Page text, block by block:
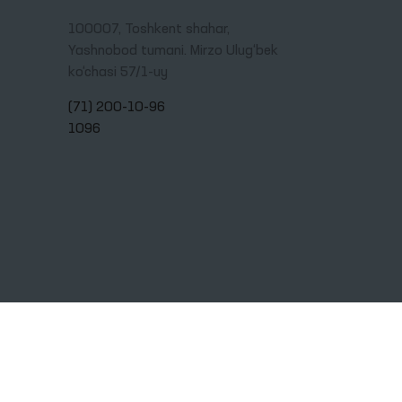
100007, Toshkent shahar,
Yashnobod tumani. Mirzo Ulug‘bek
ko‘chasi 57/1-uy
(71) 200-10-96
1096